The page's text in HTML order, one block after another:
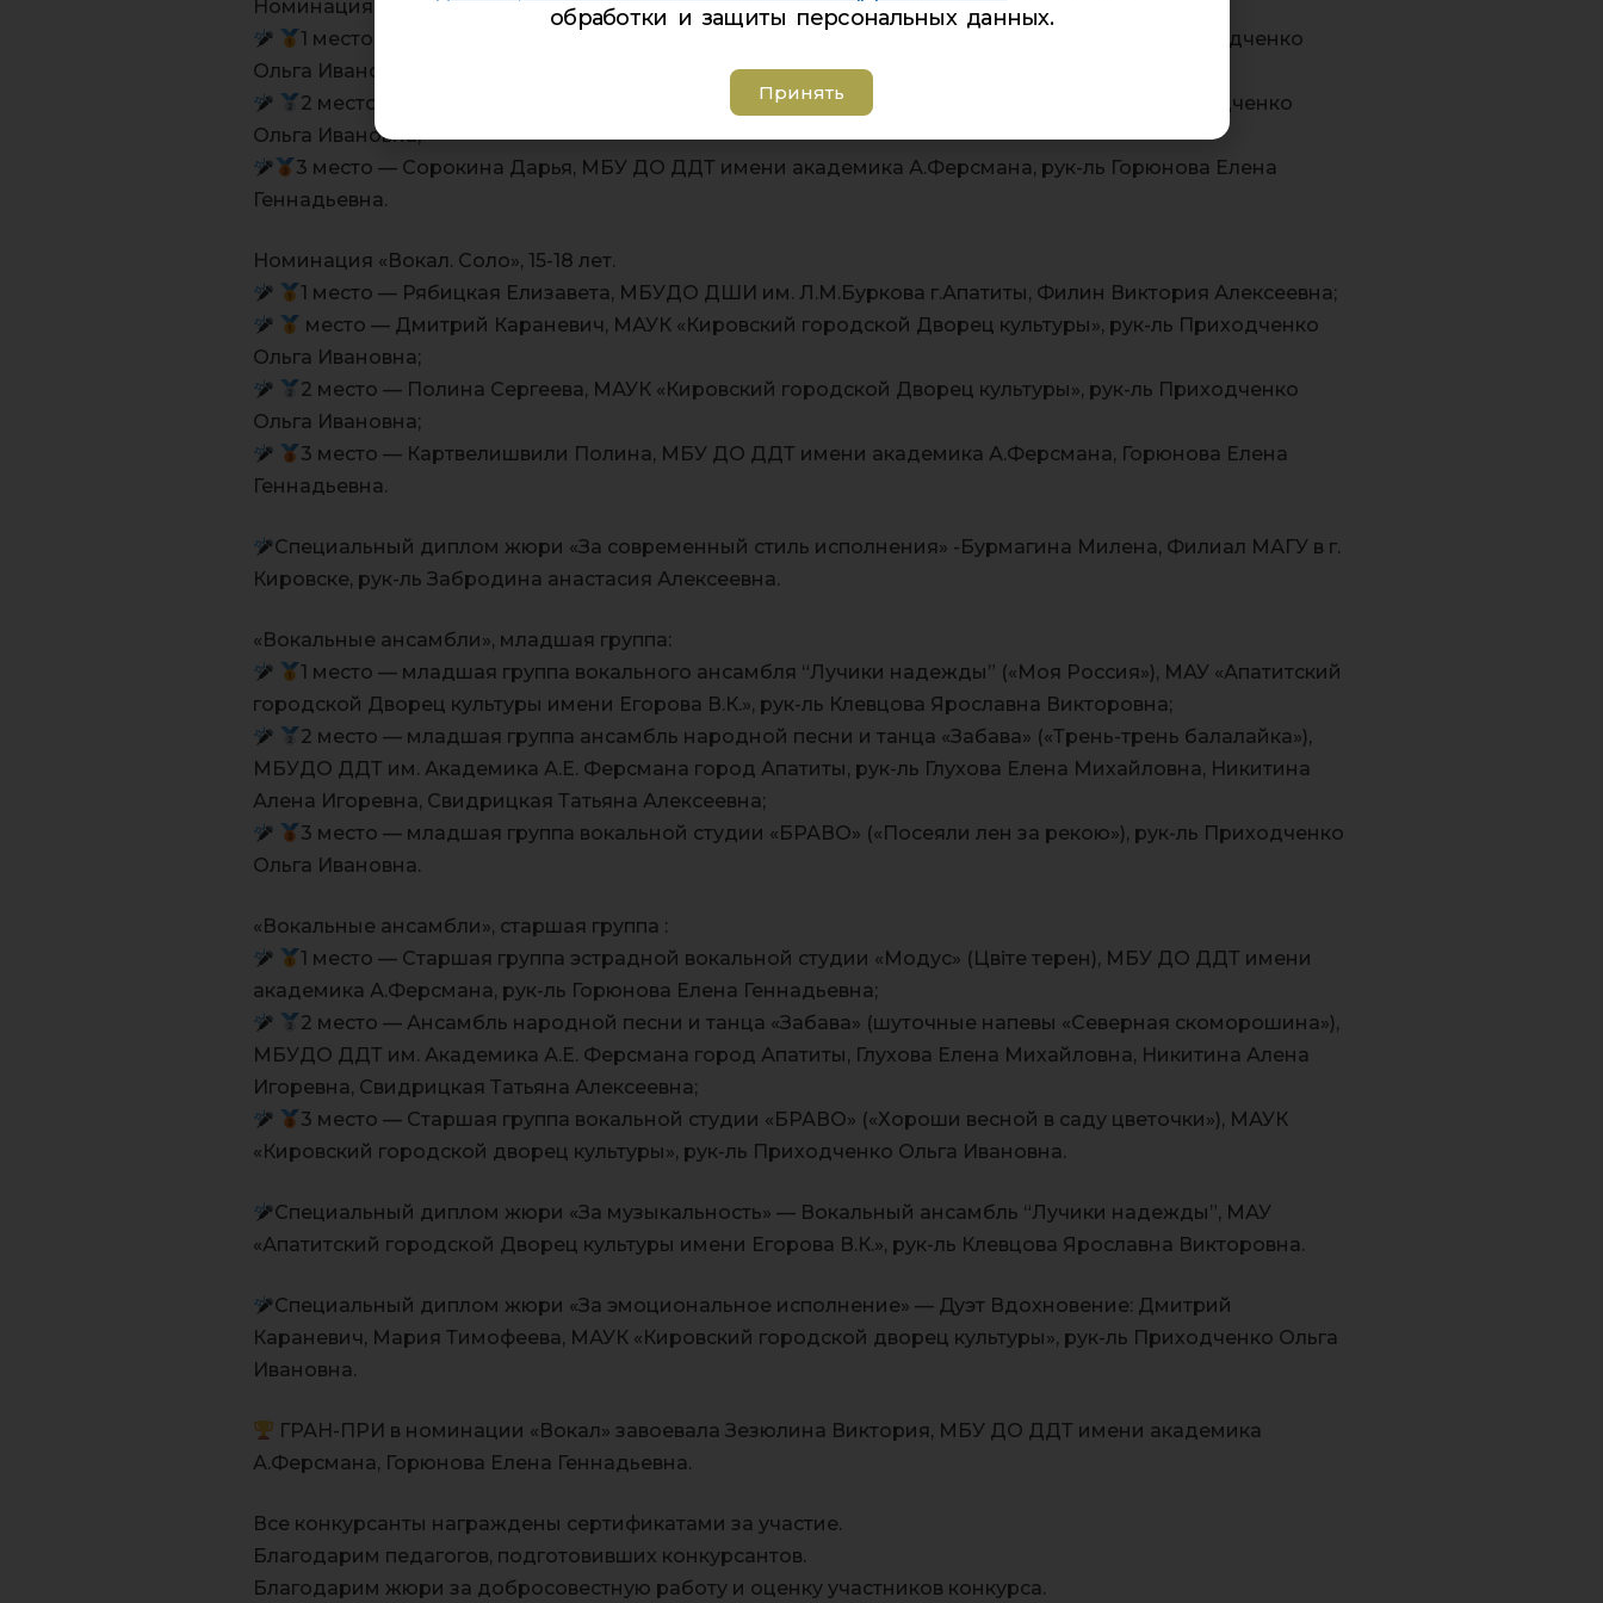
Номинация «Вокал.Соло», 12-14 лет.
1 место — Мария Тимофеева, МАУК «Кировский городской дворец культуры», рук-ль Приходченко
Ольга Ивановна;
2 место — Юлия Буланкина, МАУК «Кировский городской дворец культуры», рук-ль Приходченко
Ольга Ивановна;
3 место — Сорокина Дарья, МБУ ДО ДДТ имени академика А.Ферсмана, рук-ль Горюнова Елена
Геннадьевна.
Номинация «Вокал. Соло», 15-18 лет.
1 место — Рябицкая Елизавета, МБУДО ДШИ им. Л.М.Буркова г.Апатиты, Филин Виктория Алексеевна;
место — Дмитрий Караневич, МАУК «Кировский городской Дворец культуры», рук-ль Приходченко
Ольга Ивановна;
2 место — Полина Сергеева, МАУК «Кировский городской Дворец культуры», рук-ль Приходченко
Ольга Ивановна;
3 место — Картвелишвили Полина, МБУ ДО ДДТ имени академика А.Ферсмана, Горюнова Елена
Геннадьевна.
Специальный диплом жюри «За современный стиль исполнения» -Бурмагина Милена, Филиал МАГУ в г.
Кировске, рук-ль Забродина анастасия Алексеевна.
«Вокальные ансамбли», младшая группа:
1 место — младшая группа вокального ансамбля “Лучики надежды” («Моя Россия»), МАУ «Апатитский
городской Дворец культуры имени Егорова В.К.», рук-ль Клевцова Ярославна Викторовна;
2 место — младшая группа ансамбль народной песни и танца «Забава» («Трень-трень балалайка»),
МБУДО ДДТ им. Академика А.Е. Ферсмана город Апатиты, рук-ль Глухова Елена Михайловна, Никитина
Алена Игоревна, Свидрицкая Татьяна Алексеевна;
3 место — младшая группа вокальной студии «БРАВО» («Посеяли лен за рекою»), рук-ль Приходченко
Ольга Ивановна.
«Вокальные ансамбли», старшая группа :
1 место — Старшая группа эстрадной вокальной студии «Модус» (Цвiте терен), МБУ ДО ДДТ имени
академика А.Ферсмана, рук-ль Горюнова Елена Геннадьевна;
2 место — Ансамбль народной песни и танца «Забава» (шуточные напевы «Северная скоморошина»),
МБУДО ДДТ им. Академика А.Е. Ферсмана город Апатиты, Глухова Елена Михайловна, Никитина Алена
Игоревна, Свидрицкая Татьяна Алексеевна;
3 место — Старшая группа вокальной студии «БРАВО» («Хороши весной в саду цветочки»), МАУК
«Кировский городской дворец культуры», рук-ль Приходченко Ольга Ивановна.
Специальный диплом жюри «За музыкальность» — Вокальный ансамбль “Лучики надежды”, МАУ
«Апатитский городской Дворец культуры имени Егорова В.К.», рук-ль Клевцова Ярославна Викторовна.
Специальный диплом жюри «За эмоциональное исполнение» — Дуэт Вдохновение: Дмитрий
Караневич, Мария Тимофеева, МАУК «Кировский городской дворец культуры», рук-ль Приходченко Ольга
Ивановна.
ГРАН-ПРИ в номинации «Вокал» завоевала Зезюлина Виктория, МБУ ДО ДДТ имени академика
А.Ферсмана, Горюнова Елена Геннадьевна.
Все конкурсанты награждены сертификатами за участие.
Благодарим педагогов, подготовивших конкурсантов.
Благодарим жюри за добросовестную работу и оценку участников конкурса.
обработки и защиты персональных данных.
Принять